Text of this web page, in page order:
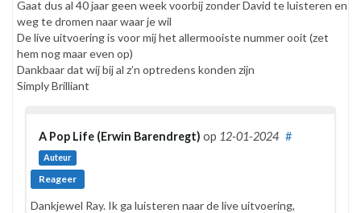
Gaat dus al 40 jaar geen week voorbij zonder David te luisteren en
weg te dromen naar waar je wil
De live uitvoering is voor mij het allermooiste nummer ooit (zet
hem nog maar even op)
Dankbaar dat wij bij al z’n optredens konden zijn
Simply Brilliant
A Pop Life (Erwin Barendregt) op 12-01-2024
Auteur
#
Reageer
Dankjewel Ray. Ik ga luisteren naar de live uitvoering,